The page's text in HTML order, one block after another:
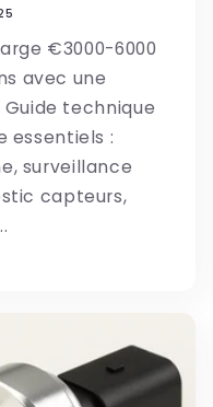
€3000-6000
avec une
technique
essentiels :
surveillance
capteurs,